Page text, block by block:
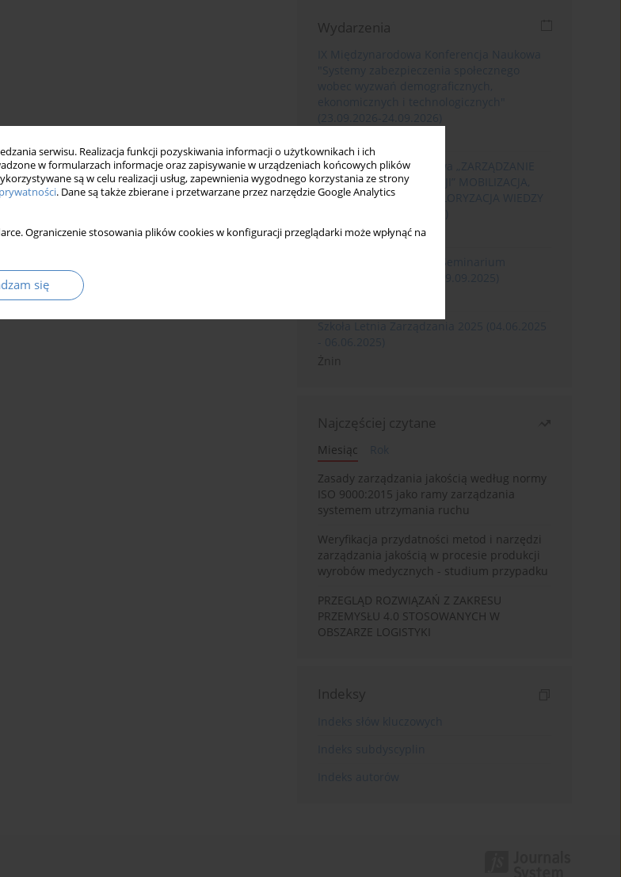
serwisu. Realizacja funkcji pozyskiwania informacji o użytkownikach i ich
w formularzach informacje oraz zapisywanie w urządzeniach końcowych plików
są w celu realizacji usług, zapewnienia wygodnego korzystania ze strony
. Dane są także zbierane i przetwarzane przez narzędzie Google Analytics
Ograniczenie stosowania plików cookies w konfiguracji przeglądarki może wpłynąć na
się
Wydarzenia
XIII Konferencja Naukowa „ZARZĄDZANIE
ROZWOJEM ORGANIZACJI” MOBILIZACJA,
KOMERCJALIZACJA I WALORYZACJA WIEDZY
Szklarska Poręba
Żnin
Najczęściej czytane
Miesiąc
Zasady zarządzania jakością według normy
ISO 9000:2015 jako ramy zarządzania
systemem utrzymania ruchu
Weryfikacja przydatności metod i narzędzi
zarządzania jakością w procesie produkcji
wyrobów medycznych - studium przypadku
PRZEGLĄD ROZWIĄZAŃ Z ZAKRESU
PRZEMYSŁU 4.0 STOSOWANYCH W
OBSZARZE LOGISTYKI
Indeksy